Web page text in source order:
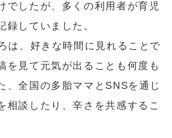
でしたが、多くの利用者が育児
録していました。
は、好きな時間に見れることで
を見て元気が出ることも何度も
、全国の多胎ママとSNSを通じ
相談したり、辛さを共感するこ